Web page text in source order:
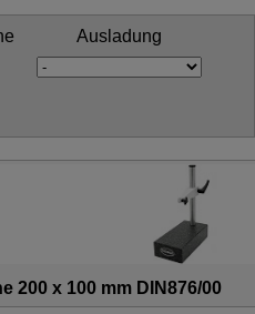
Ausladung
200 x 100 mm DIN876/00